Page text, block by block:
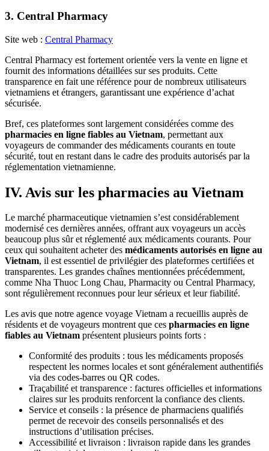
ligne
au
2. Pharmacity
Site web :Pharmacity
Minh-Ville, Hanoï et Da Nang. Ses pharmacies sont reconnues pour
leur professionnalisme, leur service en anglais et leur système de
commande simple. Les voyageurs apprécient particulièrement la
rapidité de livraison et la fiabilité de cette plateforme.
Central Pharmacy est fortement orientée vers la vente en ligne et
fournit des informations détaillées sur ses produits. Cette
transparence en fait une référence pour de nombreux utilisateurs
vietnamiens et étrangers, garantissant une expérience d’achat
sécurisée.
Bref, ces plateformes sont largement considérées comme des
pharmacies en ligne fiables au Vietnam, permettant aux
voyageurs de commander des médicaments courants en toute
sécurité, tout en restant dans le cadre des produits autorisés par la
réglementation vietnamienne.
IV. Avis sur les pharmacies au Vietnam
Le marché pharmaceutique vietnamien s’est considérablement
modernisé ces dernières années, offrant aux voyageurs un accès
beaucoup plus sûr et réglementé aux médicaments courants. Pour
ceux qui souhaitent acheter desmédicaments autorisés en ligne au
Vietnam, il est essentiel de privilégier des plateformes certifiées et
transparentes. Les grandes chaînes mentionnées précédemment,
comme Nha Thuoc Long Chau, Pharmacity ou Central Pharmacy,